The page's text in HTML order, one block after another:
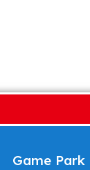
Game Park